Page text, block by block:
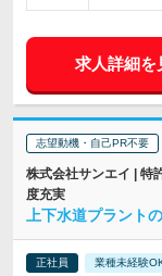
求人詳細を
志望動機・自己PR不要
株式会社サンエイ | 特
度充実
上下水道プラント
正社員 業種未経験